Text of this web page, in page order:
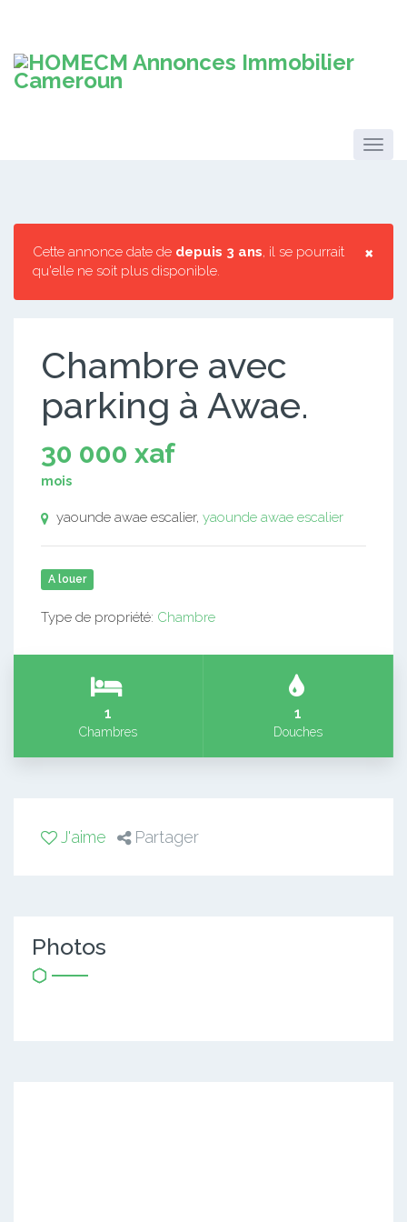
×
Cette annonce date de depuis 3 ans, il se pourrait
qu'elle ne soit plus disponible.
Chambre avec
parking à Awae.
30 000 xaf
mois
yaounde awae escalier, yaounde awae escalier
A louer
Type de propriété: Chambre
1
Chambres
1
Douches
J'aime Partager
Photos